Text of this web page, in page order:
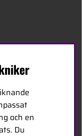
och en
Du